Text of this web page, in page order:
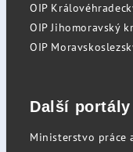
OIP
OIP Jihomoravský
OIP
Další portály
Ministerstvo práce